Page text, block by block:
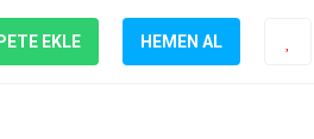
EKLE HEMEN AL